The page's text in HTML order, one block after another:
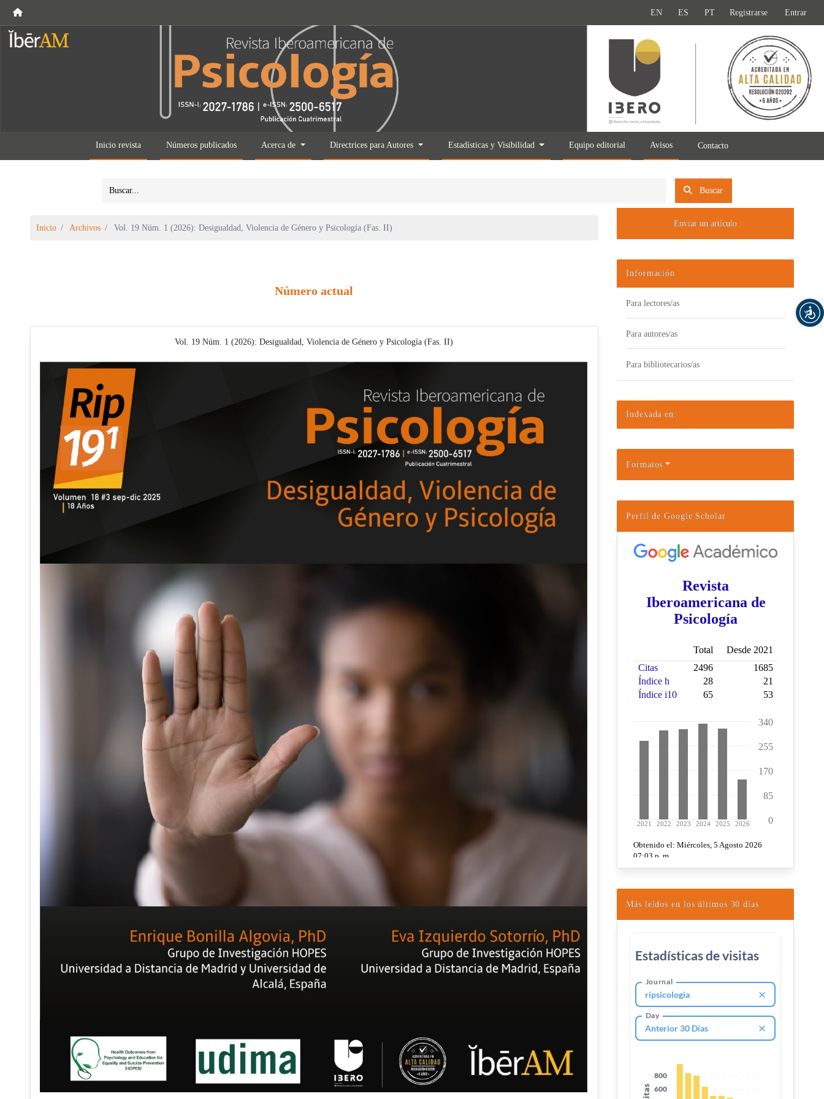
EN ES PT Registrarse Entrar
Inicio revista Números publicados Acerca de Directrices para Autores Estadísticas y Visibilidad Equipo editorial Avisos Contacto
Buscar
Inicio Archivos Vol. 19 Núm. 1 (2026): Desigualdad, Violencia de Género y Psicología (Fas. II)
Número actual
Vol. 19 Núm. 1 (2026): Desigualdad, Violencia de Género y Psicología (Fas. II)
Enviar un artículo
Información
Para lectores/as
Para autores/as
Para bibliotecarios/as
Indexada en:
Formatos
Perfil de Google Scholar
Más leídos en los últimos 30 días